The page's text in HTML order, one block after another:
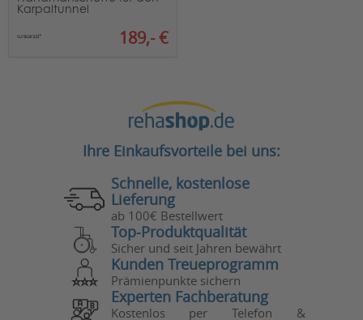
Karpaltunnel
189,- €
Ihre Einkaufsvorteile bei uns:
Schnelle, kostenlose
Lieferung
ab 100€ Bestellwert
Top-Produktqualität
Sicher und seit Jahren bewährt
Kunden Treueprogramm
Prämienpunkte sichern
Experten Fachberatung
Kostenlos per Telefon &